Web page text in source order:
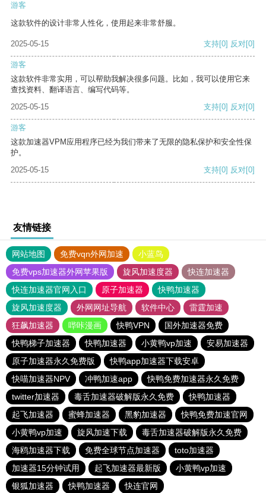
游客
这款软件的设计非常人性化，使用起来非常舒服。
2025-05-15 支持[0] 反对[0]
游客
这款软件非常实用，可以帮助我解决很多问题。比如，我可以使用它来
查找资料、翻译语言、编写代码等。
2025-05-15
支持[0] 反对[0]
游客
这款加速器VPM应用程序已经为我们带来了无限的隐私保护和安全性保
护。
2025-05-15
支持[0] 反对[0]
友情链接
网站地图 免费vqn外网加速
小蓝鸟
免费vps加速器外网苹果版
旋风加速度器
快连加速器
快连加速器官网入口
原子加速器
快鸭加速器
旋风加速度器
外网网址导航 软件中心
雷霆加速
狂飙加速器
哔咔漫画 快鸭VPN
国外加速器免费
快鸭梯子加速器
快鸭加速器 小黄鸭vp加速
安易加速器
原子加速器永久免费版
快鸭app加速器下载安卓
快喵加速器NPV
冲鸭加速app
快鸭免费加速器永久免费
twitter加速器
毒舌加速器破解版永久免费
快鸭加速器
起飞加速器
蜜蜂加速器 黑豹加速器
快鸭免费加速官网
小黄鸭vp加速
旋风加速下载
毒舌加速器破解版永久免费
海鸥加速器下载
免费全球节点加速器
toto加速器
加速器15分钟试用
起飞加速器最新版
小黄鸭vp加速
银狐加速器
快鸭加速器 快连官网